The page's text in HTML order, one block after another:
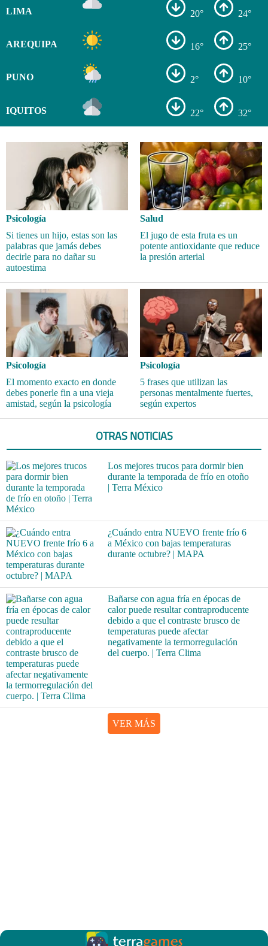
LIMA 20° 24°
AREQUIPA 16° 25°
PUNO 2° 10°
IQUITOS 22° 32°
Psicología
Si tienes un hijo, estas son las
palabras que jamás debes
decirle para no dañar su
autoestima
Salud
El jugo de esta fruta es un
potente antioxidante que reduce
la presión arterial
Psicología
El momento exacto en donde
debes ponerle fin a una vieja
amistad, según la psicología
Psicología
5 frases que utilizan las
personas mentalmente fuertes,
según expertos
OTRAS NOTICIAS
Los mejores trucos para dormir bien
durante la temporada de frío en otoño
| Terra México
¿Cuándo entra NUEVO frente frío 6
a México con bajas temperaturas
durante octubre? | MAPA
Bañarse con agua fría en épocas de
calor puede resultar contraproducente
debido a que el contraste brusco de
temperaturas puede afectar
negativamente la termorregulación
del cuerpo. | Terra Clima
VER MÁS